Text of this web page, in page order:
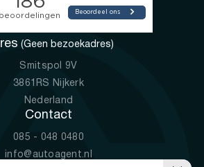
(Geen bezoekadres)
Smitspol 9V
3861RS Nijkerk
Nederland
Contact
085 - 048 0480
info@autoagent.nl